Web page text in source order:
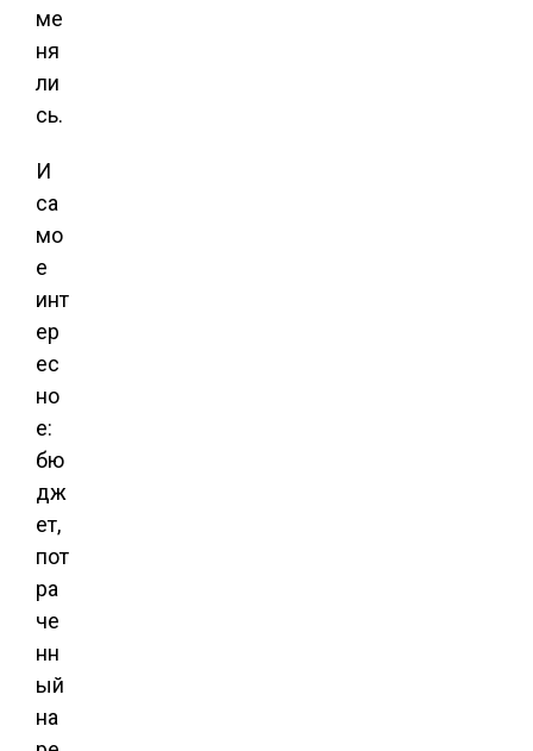
ме
ня
ли
сь.
И
са
мо
е
инт
ер
ес
но
е:
бю
дж
ет,
пот
ра
че
нн
ый
на